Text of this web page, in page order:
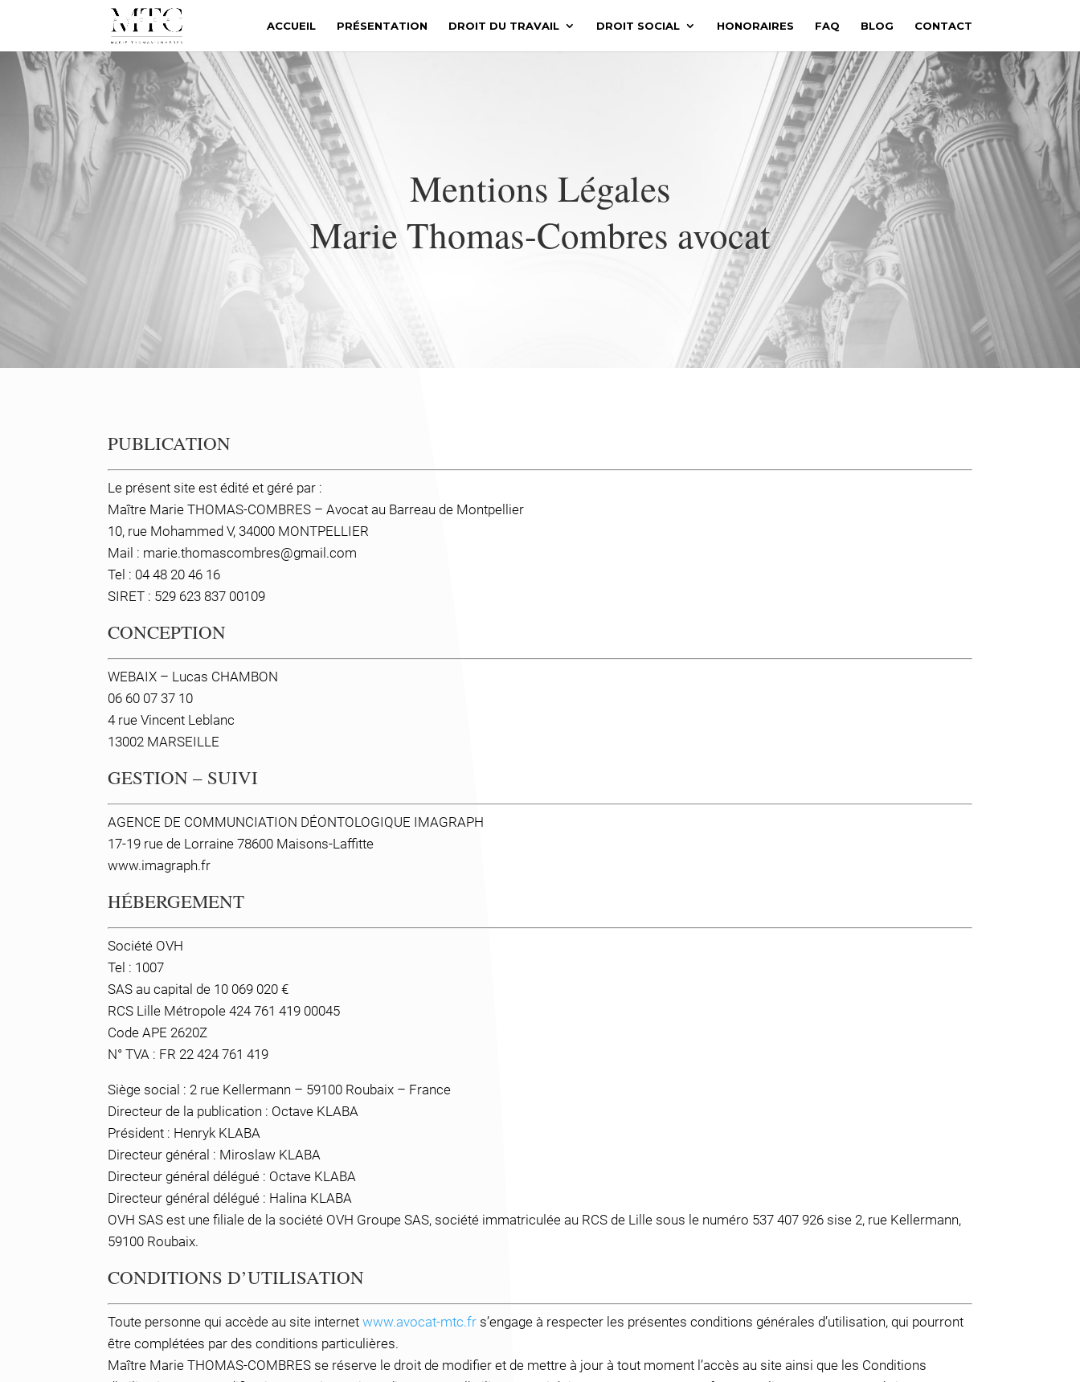
ACCUEIL PRÉSENTATION DROIT DU TRAVAIL DROIT SOCIAL HONORAIRES FAQ BLOG CONTACT
Mentions Légales
Marie Thomas-Combres avocat
PUBLICATION
Le présent site est édité et géré par :
Maître Marie THOMAS-COMBRES – Avocat au Barreau de Montpellier
10, rue Mohammed V, 34000 MONTPELLIER
Mail : marie.thomascombres@gmail.com
Tel : 04 48 20 46 16
SIRET : 529 623 837 00109
CONCEPTION
WEBAIX – Lucas CHAMBON
06 60 07 37 10
4 rue Vincent Leblanc
13002 MARSEILLE
GESTION – SUIVI
AGENCE DE COMMUNCIATION DÉONTOLOGIQUE IMAGRAPH
17-19 rue de Lorraine 78600 Maisons-Laffitte
www.imagraph.fr
HÉBERGEMENT
Société OVH
Tel : 1007
SAS au capital de 10 069 020 €
RCS Lille Métropole 424 761 419 00045
Code APE 2620Z
N° TVA : FR 22 424 761 419
Siège social : 2 rue Kellermann – 59100 Roubaix – France
Directeur de la publication : Octave KLABA
Président : Henryk KLABA
Directeur général : Miroslaw KLABA
Directeur général délégué : Octave KLABA
Directeur général délégué : Halina KLABA
OVH SAS est une filiale de la société OVH Groupe SAS, société immatriculée au RCS de Lille sous le numéro 537 407 926 sise 2, rue Kellermann,
59100 Roubaix.
CONDITIONS D’UTILISATION
Toute personne qui accède au site internetwww.avocat-mtc.fr s’engage à respecter les présentes conditions générales d’utilisation, qui pourront
être complétées par des conditions particulières.
Maître Marie THOMAS-COMBRES se réserve le droit de modifier et de mettre à jour à tout moment l’accès au site ainsi que les Conditions